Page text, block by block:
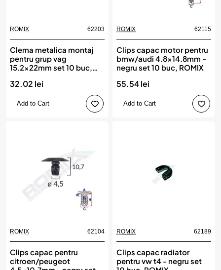
ROMIX 62203
Clema metalica montaj
pentru grup vag
15.2x22mm set 10 buc,
32.02 lei
Add to Cart
ROMIX 62115
Clips capac motor pentru
bmw/audi 4.8x14.8mm -
negru set 10 buc, ROMIX
55.54 lei
Add to Cart
ROMIX 62104
Clips capac pentru
citroen/peugeot
ROMIX 62189
Clips capac radiator
pentru vw t4 - negru set